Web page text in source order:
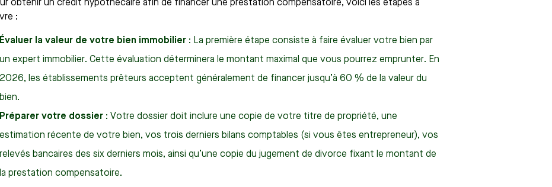
obtenir un crédit hypothécaire afin de financer une prestation compensatoire, voici les étapes à
:
Évaluer la valeur de votre bien immobilier : La première étape consiste à faire évaluer votre bien par
un expert immobilier. Cette évaluation déterminera le montant maximal que vous pourrez emprunter. En
2026, les établissements prêteurs acceptent généralement de financer jusqu’à 60 % de la valeur du
bien.
Préparer votre dossier : Votre dossier doit inclure une copie de votre titre de propriété, une
estimation récente de votre bien, vos trois derniers bilans comptables (si vous êtes entrepreneur), vos
relevés bancaires des six derniers mois, ainsi qu’une copie du jugement de divorce fixant le montant de
la prestation compensatoire.